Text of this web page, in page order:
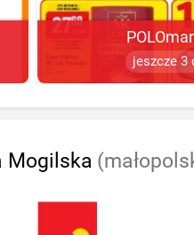
jeszcze 3
Mogilska